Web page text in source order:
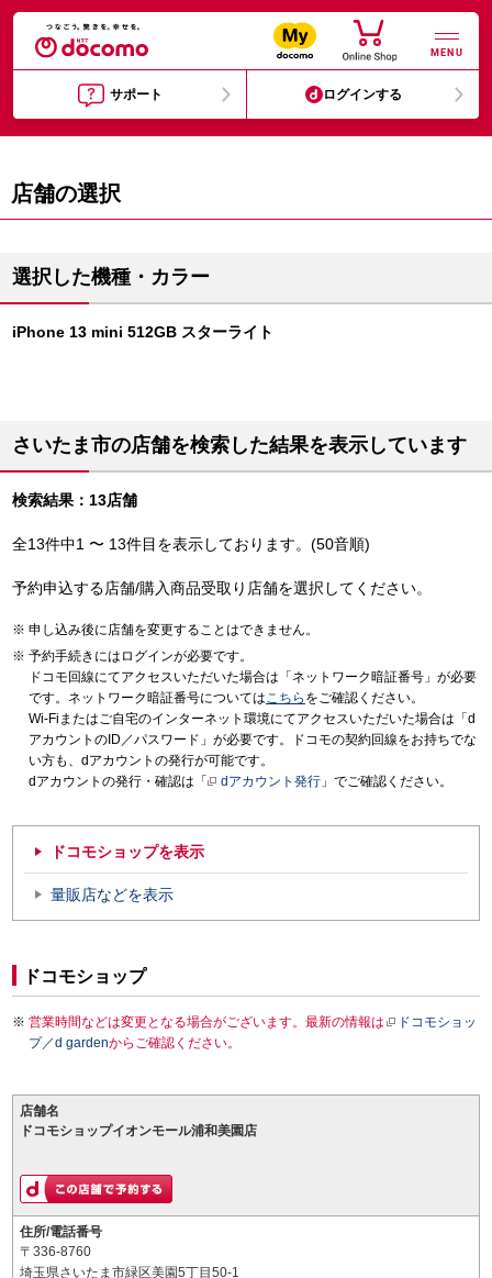
MENU
サポート ログインする
店舗の選択
選択した機種・カラー
iPhone 13 mini 512GB スターライト
さいたま市の店舗を検索した結果を表示しています
検索結果：13店舗
全13件中1 〜 13件目を表示しております。(50音順)
予約申込する店舗/購入商品受取り店舗を選択してください。
申し込み後に店舗を変更することはできません。
予約手続きにはログインが必要です。
ドコモ回線にてアクセスいただいた場合は「ネットワーク暗証番号」が必要
です。ネットワーク暗証番号についてはこちら をご確認ください。
Wi-Fiまたはご自宅のインターネット環境にてアクセスいただいた場合は「d
アカウントのID／パスワード」が必要です。ドコモの契約回線をお持ちでな
い方も、dアカウントの発行が可能です。
dアカウントの発行・確認は「
dアカウント発行 」でご確認ください。
ドコモショップを表示
量販店などを表示
ドコモショップ
営業時間などは変更となる場合がございます。最新の情報は
ドコモショッ
プ／d gardenからご確認ください。
店舗名
ドコモショップイオンモール浦和美園店
住所/電話番号
〒336-8760
埼玉県さいたま市緑区美園5丁目50-1